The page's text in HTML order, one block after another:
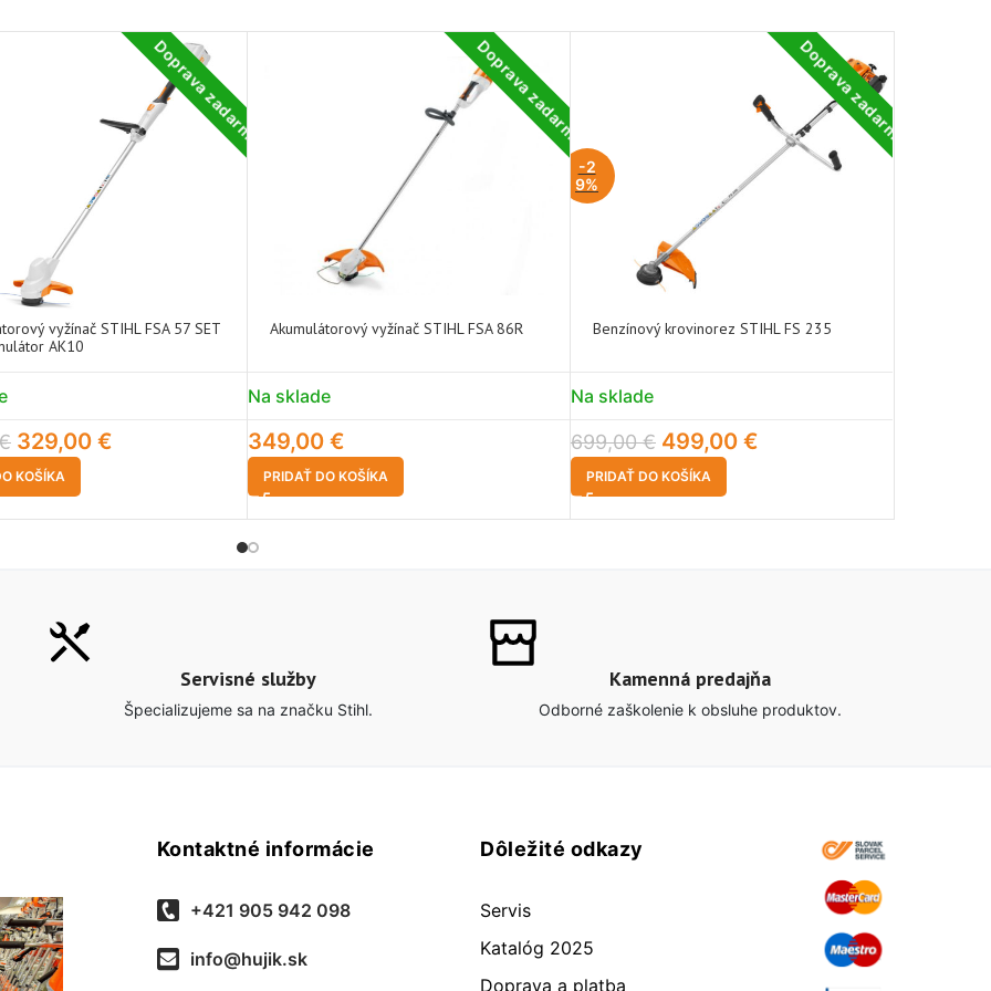
Doprava zadarmo
vyžínač STIHL FSA 57 SET
AK10
329,00 €
KOŠÍKA
Doprava zadarmo
Akumulátorový vyžínač STIHL FSA 86R
Na sklade
349,00 €
PRIDAŤ DO KOŠÍKA
Doprava zadarmo
-2
9%
Benzínový krovinorez STIHL FS 235
Na sklade
699,00€ 499,00 €
PRIDAŤ DO KOŠÍKA
Servisné služby
Špecializujeme sa na značku Stihl.
Kamenná predajňa
Odborné zaškolenie k obsluhe produktov.
Kontaktné informácie
+421 905 942 098
info@hujik.sk
Dôležité odkazy
Servis
Katalóg 2025
Doprava a platba